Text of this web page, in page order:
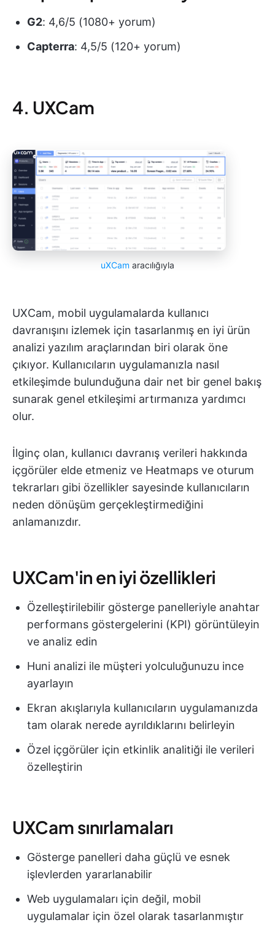
G2: 4,6/5 (1080+ yorum)
Capterra: 4,5/5 (120+ yorum)
4. UXCam
uXCam aracılığıyla
UXCam, mobil uygulamalarda kullanıcı
davranışını izlemek için tasarlanmış en iyi ürün
analizi yazılım araçlarından biri olarak öne
çıkıyor. Kullanıcıların uygulamanızla nasıl
etkileşimde bulunduğuna dair net bir genel bakış
sunarak genel etkileşimi artırmanıza yardımcı
olur.
İlginç olan, kullanıcı davranış verileri hakkında
içgörüler elde etmeniz ve Heatmaps ve oturum
tekrarları gibi özellikler sayesinde kullanıcıların
neden dönüşüm gerçekleştirmediğini
anlamanızdır.
UXCam'in en iyi özellikleri
Özelleştirilebilir gösterge panelleriyle anahtar
performans göstergelerini (KPI) görüntüleyin
ve analiz edin
Huni analizi ile müşteri yolculuğunuzu ince
ayarlayın
Ekran akışlarıyla kullanıcıların uygulamanızda
tam olarak nerede ayrıldıklarını belirleyin
Özel içgörüler için etkinlik analitiği ile verileri
özelleştirin
UXCam sınırlamaları
Gösterge panelleri daha güçlü ve esnek
işlevlerden yararlanabilir
Web uygulamaları için değil, mobil
uygulamalar için özel olarak tasarlanmıştır